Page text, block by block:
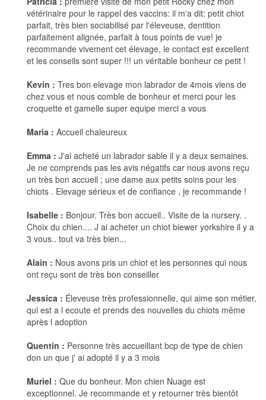
vétérinaire pour le rappel des vaccins: il m'a dit: petit chiot
parfait, très bien sociabilisé par l'éleveuse, dentition
parfaitement alignée, parfait à tous points de vue! je
recommande vivement cet élevage, le contact est excellent
et les conseils sont super !!! un véritable bonheur ce petit !
Kevin : Tres bon elevage mon labrador de 4mois viens de
chez vous et nous comble de bonheur et merci pour les
croquette et gamelle super equipe merci a vous
Maria : Accueil chaleureux
Emma : J'ai acheté un labrador sable il y a deux semaines.
Je ne comprends pas les avis négatifs car nous avons reçu
un très bon accueil ; une dame aux petits soins pour les
chiots . Elevage sérieux et de confiance , je recommande !
Isabelle : Bonjour. Très bon accueil.. Visite de la nursery. .
Choix du chien.... J ai acheter un chiot biewer yorkshire il y a
3 vous.. tout va très bien...
Alain : Nous avons pris un chiot et les personnes qui nous
ont reçu sont de très bon conseiller
Jessica : Éleveuse très professionnelle, qui aime son métier,
qui est a l ecoute et prends des nouvelles du chiots même
après l adoption
Quentin : Personne très accueillant bcp de type de chien
don un que j' ai adopté il y a 3 mois
Muriel : Que du bonheur. Mon chien Nuage est
exceptionnel. Je recommande et y retourner très bientôt